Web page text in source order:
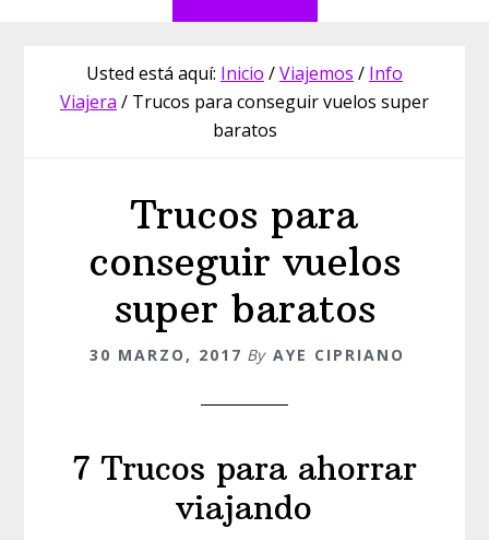
Usted está aquí: Inicio /Viajemos / Info
Viajera / Trucos para conseguir vuelos super
baratos
Trucos para
conseguir vuelos
super baratos
30 MARZO, 2017 By AYE CIPRIANO
7 Trucos para ahorrar
viajando